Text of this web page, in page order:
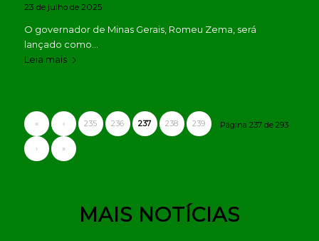
23 de julho de 2025
O governador de Minas Gerais, Romeu Zema, será
lançado como…
Leia mais
Página 237 de 293
« ‹ 235 236 237 238 239
› »
MAIS NOTÍCIAS